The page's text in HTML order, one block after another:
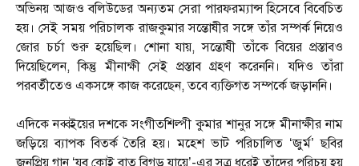
অভিনয় আজও বলিউডের অন্যতম সেরা পারফরম্যান্স হিসেবে বিবেচিত
হয়। সেই সময় পরিচালক রাজকুমার সন্তোষীর সঙ্গে তাঁর সম্পর্ক নিয়েও
জোর চর্চা শুরু হয়েছিল। শোনা যায়, সন্তোষী তাঁকে বিয়ের প্রস্তাবও
দিয়েছিলেন, কিন্তু মীনাক্ষী সেই প্রস্তাব গ্রহণ করেননি। যদিও তাঁরা
পরবর্তীতেও একসঙ্গে কাজ করেছেন, তবে ব্যক্তিগত সম্পর্কে জড়াননি।
এদিকে নব্বইয়ের দশকে সংগীতশিল্পী কুমার শানুর সঙ্গে মীনাক্ষীর নাম
জড়িয়ে ব্যাপক বিতর্ক তৈরি হয়। মহেশ ভাট পরিচালিত ‘জুর্ম’ ছবির